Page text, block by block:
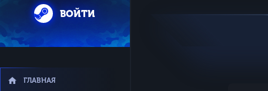
ВОЙТИ
ГЛАВНАЯ